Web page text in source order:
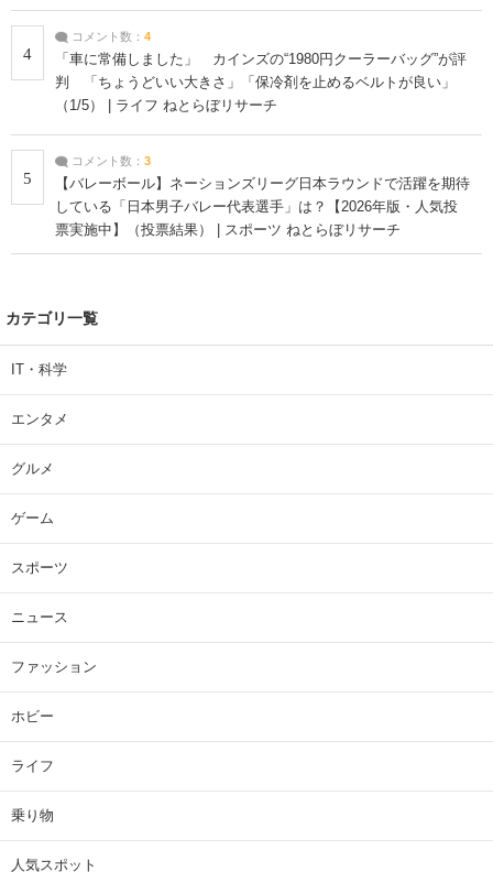
4
コメント数： 4
「車に常備しました」 カインズの“1980円クーラーバッグ”が評
判 「ちょうどいい大きさ」「保冷剤を止めるベルトが良い」
（1/5） | ライフ ねとらぼリサーチ
5
コメント数： 3
【バレーボール】ネーションズリーグ日本ラウンドで活躍を期待
している「日本男子バレー代表選手」は？【2026年版・人気投
票実施中】（投票結果） | スポーツ ねとらぼリサーチ
カテゴリ一覧
IT・科学
エンタメ
グルメ
ゲーム
スポーツ
ニュース
ファッション
ホビー
ライフ
乗り物
人気スポット